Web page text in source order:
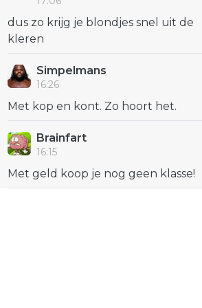
dus zo krijg je blondjes snel uit de
kleren
Simpelmans
16:26
Met kop en kont. Zo hoort het.
Brainfart
16:15
Met geld koop je nog geen klasse!